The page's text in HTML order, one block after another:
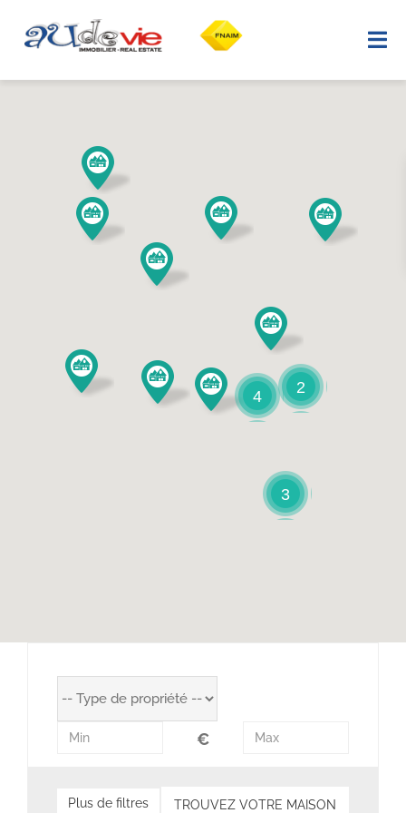
Acheter
Vendre
Conseils
3
4
2
€
Jardin Terrasse
Plus de filtres TROUVEZ VOTRE MAISON